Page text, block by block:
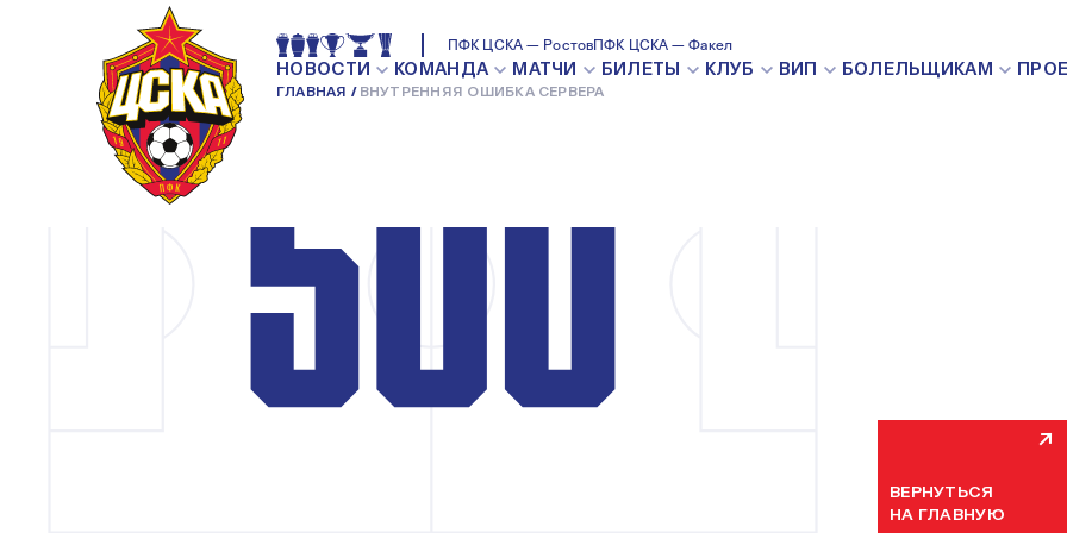
ПФК ЦСКА — РостовПФК ЦСКА — Факел
НОВОСТИ КОМАНДА МАТЧИ БИЛЕТЫ КЛУБ ВИП БОЛЕЛЬЩИКАМ
ГЛАВНАЯ ВНУТРЕННЯЯ ОШИБКА СЕРВЕРА
ВЕРНУТЬСЯ
НА ГЛАВНУЮ